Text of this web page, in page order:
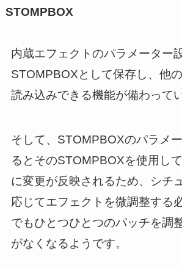
STOMPBOX
内蔵エフェクトのパラメーター
STOMPBOXとして保存し、他
読み込みできる機能が備わって
そして、STOMPBOXのパラメ
るとそのSTOMPBOXを使用し
に変更が反映されるため、シチ
応じてエフェクトを微調整する
でもひとつひとつのパッチを調
がなくなるようです。